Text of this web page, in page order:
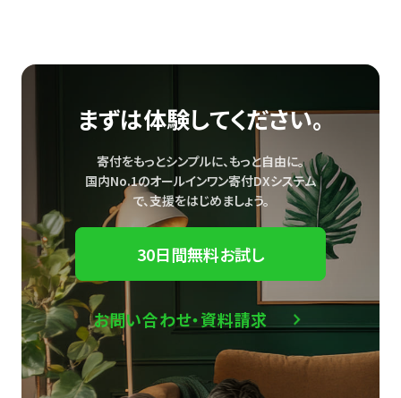
まずは体験してください。
寄付をもっとシンプルに、もっと自由に。
国内No.1のオールインワン寄付DXシステム
で、支援をはじめましょう。
30日間無料お試し
お問い合わせ・資料請求